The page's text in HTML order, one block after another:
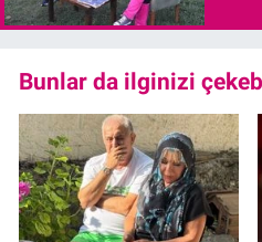
Bunlar da ilginizi